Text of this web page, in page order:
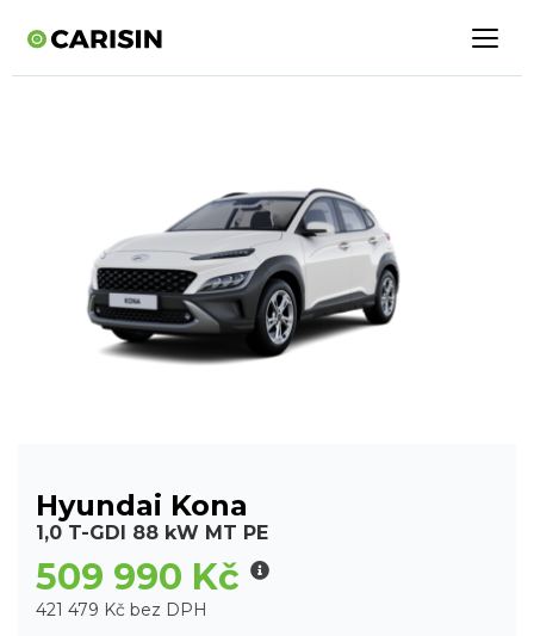
Hyundai Kona
1,0 T-GDI 88 kW MT PE
509 990 Kč
421 479 Kč bez DPH